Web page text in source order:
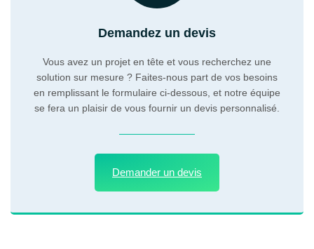
Demandez un devis
Vous avez un projet en tête et vous recherchez une
solution sur mesure ? Faites-nous part de vos besoins
en remplissant le formulaire ci-dessous, et notre équipe
se fera un plaisir de vous fournir un devis personnalisé.
Demander un devis